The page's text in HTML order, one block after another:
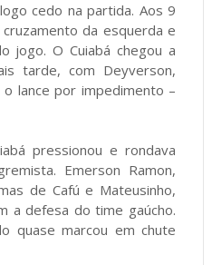
cedo na partida. Aos 9
da esquerda e
jogo. O Cuiabá chegou a
tarde, com Deyverson,
lance por impedimento –
pressionou e rondava
Emerson Ramon,
de Cafú e Mateusinho,
a defesa do time gaúcho.
quase marcou em chute